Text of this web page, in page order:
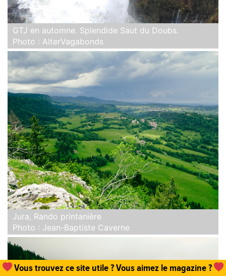
GTJ en automne. Splendide Saut du Doubs.
Photo : AlterVagabonds
Jura, Rando printanière
Photo : Jean-Baptiste Caverne
Vous trouvez ce site utile ? Vous aimez le magazine ?